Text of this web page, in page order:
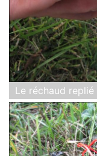
Le réchaud replié